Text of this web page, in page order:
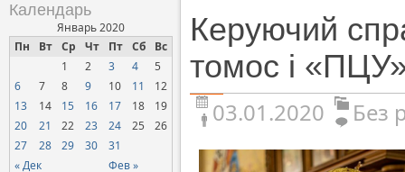
Календарь
Январь 2020
Пн
Вт Ср Чт Пт Сб Вс
« Дек Фев »
1 2 3 4
5
6
7 8 9 10 11
12
13
14 15 16 17 18
19
20
21 22 23 24 25
26
27
28 29 30 31
Керуючий
томос і
03.01.2020 Без